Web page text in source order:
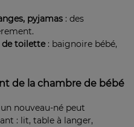
pyjamas : des
de toilette: baignoire bébé,
de la chambre de bébé
nouveau-né peut
: lit, table à langer,